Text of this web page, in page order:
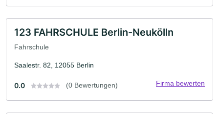
123 FAHRSCHULE Berlin-Neukölln
Fahrschule
Saalestr. 82, 12055 Berlin
0.0 (0 Bewertungen) Firma bewerten